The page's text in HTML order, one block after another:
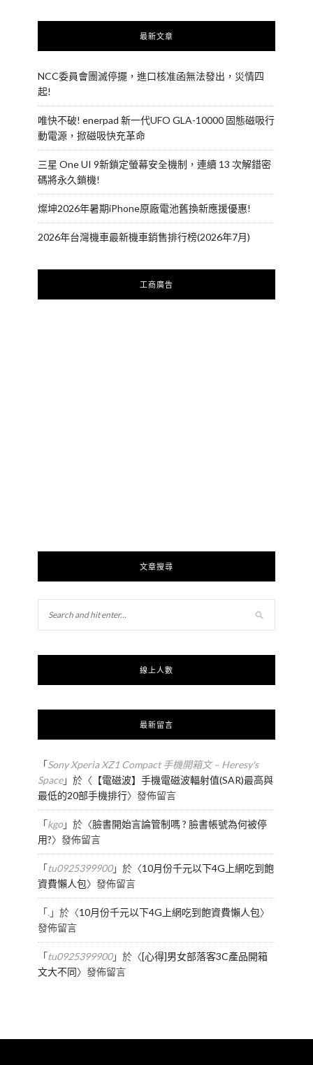
最新文章
NCC委員會團滅停擺，進口核准函無法發出，災情四
起!
唯快不破! enerpad 新一代UFO GLA-10000 固態磁吸行
動電源，掀磁吸快充革命
三星 One UI 9新鎖定螢幕安全機制，連續 13 次解錯密
碼將永久鎖機!
燦坤2026年暑期iPhone原廠電池舊換新應援優惠!
2026年台灣機車最新機車銷售排行榜(2026年7月)
工商廣告
文章搜尋
線上人數
最新留言
「Sony Xperia XZ1 Compact 手機開箱文 – Heresy's
Space」於〈 【電磁波】手機電磁波輻射值(SAR)最高與
最低的20部手機排行〉發佈留言
「kgo」於〈臉書開始言論管制嗎 ? 臉書帳號為何被停
用?〉發佈留言
「tu0925399900」於〈10月份千元以下4G上網吃到飽
資費懶人包〉發佈留言
「.」於〈10月份千元以下4G上網吃到飽資費懶人包〉
發佈留言
「tu0925399900」於〈[心得]男女部落客3C產品開箱
文大不同〉發佈留言